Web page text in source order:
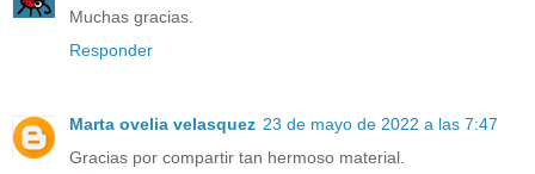
Muchas gracias.
Responder
Marta ovelia velasquez 23 de mayo de 2022 a las 7:47
Gracias por compartir tan hermoso material.